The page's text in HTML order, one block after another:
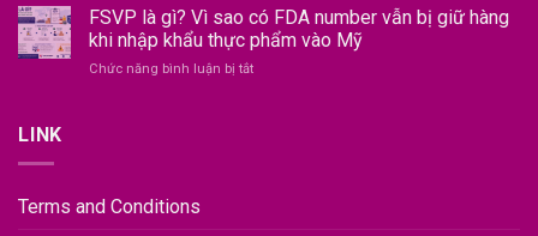
Developer
Tại
UAE
–
Vì
Sao
Startup
Công
Nghệ
FSVP là gì? Vì sao có FDA number vẫn bị giữ hàng
khi nhập khẩu thực phẩm vào Mỹ
Chức năng bình luận bị tắtở
LINK
Terms and Conditions